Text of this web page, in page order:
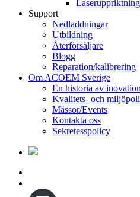
Laseruppriktning
Support
Nedladdningar
Utbildning
Återförsäljare
Blogg
Reparation/kalibrering
Om ACOEM Sverige
En historia av
Kvalitets- och
Mässor/Events
Kontakta oss
Sekretesspolicy